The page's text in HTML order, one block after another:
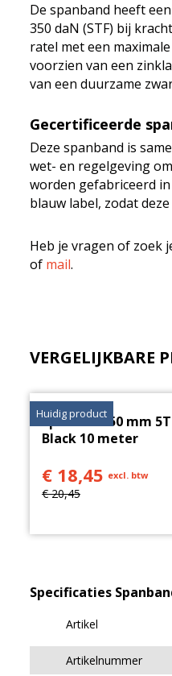
De spanband heeft
350 daN (STF) bij
ratel met een
voorzien van een
van een duurzame
Gecertificeerde
Deze spanband is
wet- en regelgeving
worden gefabriceerd
blauw label, zodat
Heb je vragen of zoek
of mail.
VERGELIJKBARE
Huidig product
Spanband 50 mm
Black 10 meter
€ 18,45 excl. btw
€ 20,45
Specificaties
Artikel
Artikelnummer